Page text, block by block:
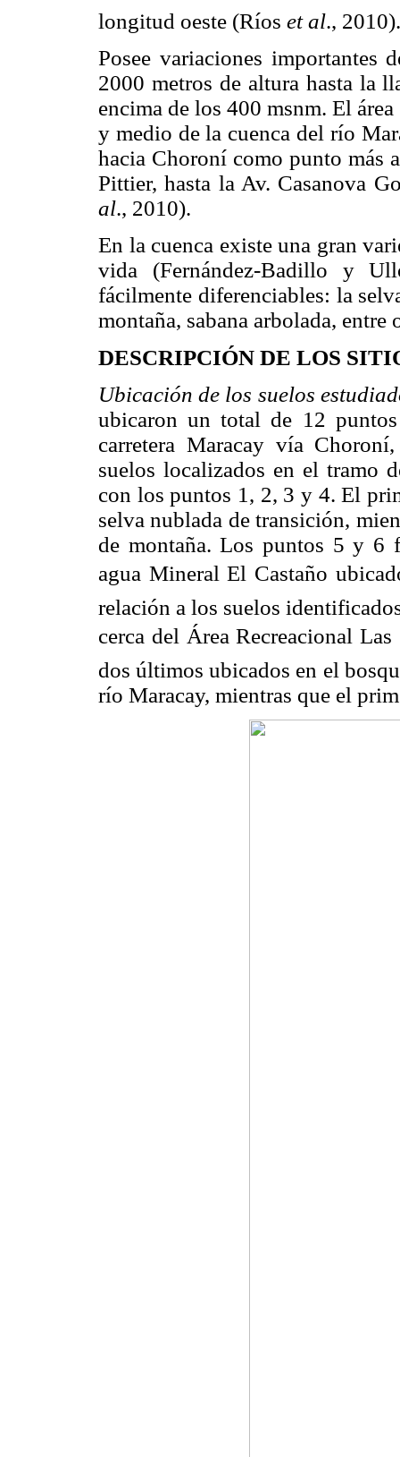
longitud oeste (Ríos et al., 2010).
Posee variaciones importantes
2000 metros de altura hasta la
encima de los 400 msnm. El
y medio de la cuenca del río
hacia Choroní como punto más
Pittier, hasta la Av. Casanova
al., 2010).
En la cuenca existe una gran
vida (Fernández-Badillo y
fácilmente diferenciables: la
montaña, sabana arbolada, entre
DESCRIPCIÓN DE LOS
Ubicación de los suelos
ubicaron un total de 12
carretera Maracay vía
suelos localizados en el tramo
con los puntos 1, 2, 3 y 4. El
selva nublada de transición,
de montaña. Los puntos 5 y 6
agua Mineral El Castaño
relación a los suelos
cerca del Área Recreacional
dos últimos ubicados en el
río Maracay, mientras que el